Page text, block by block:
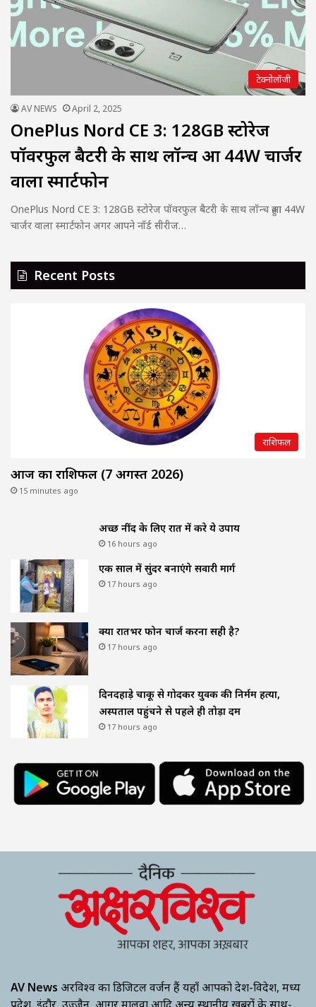
टेक्नोलॉजी
AV NEWS April 2, 2025
OnePlus Nord CE 3: 128GB स्टोरेज
पॉवरफुल बैटरी के साथ लॉन्च हुआ 44W चार्जर
वाला स्मार्टफोन
OnePlus Nord CE 3: 128GB स्टोरेज पॉवरफुल बैटरी के साथ लॉन्च हुआ 44W
चार्जर वाला स्मार्टफोन अगर आपने नॉर्ड सीरीज…
Recent Posts
राशिफल
आज का राशिफल (7 अगस्त 2026)
15 minutes ago
अच्छी नींद के लिए रात में करे ये उपाय
16 hours ago
एक साल में सुंदर बनाएंगे सवारी मार्ग
17 hours ago
क्या रातभर फोन चार्ज करना सही है?
17 hours ago
दिनदहाड़े चाकू से गोदकर युवक की निर्मम हत्या,
अस्पताल पहुंचने से पहले ही तोड़ा दम
17 hours ago
AV News अक्षरविश्व का डिजिटल वर्जन हैं यहाँ आपको देश-विदेश, मध्य
प्रदेश, इंदौर, उज्जैन, आगर मालवा आदि अन्य स्थानीय ख़बरों के साथ-